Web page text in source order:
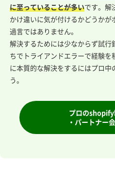
に至っていることが多いです。解
かけ違いに気が付けるかどうか
過言ではありません。
解決するためには少なからず試
ちでトライアンドエラーで経験
に本質的な解決をするにはプロ中
う。
プロの
・パートナー